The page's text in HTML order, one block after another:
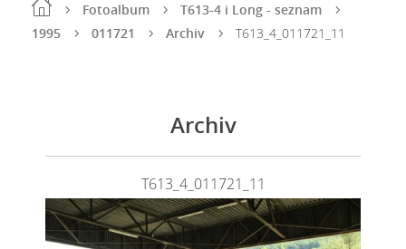
Fotoalbum
T613-4 i Long - seznam
1995
011721 Archiv T613_4_011721_11
Archiv
T613_4_011721_11